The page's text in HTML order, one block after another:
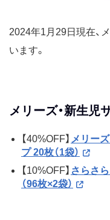
2024年1月29日現在、
います。
メリーズ・新生児
【40%OFF】 メリー
プ 20枚（1袋）
【10%OFF】 さらさ
（96枚×2袋）